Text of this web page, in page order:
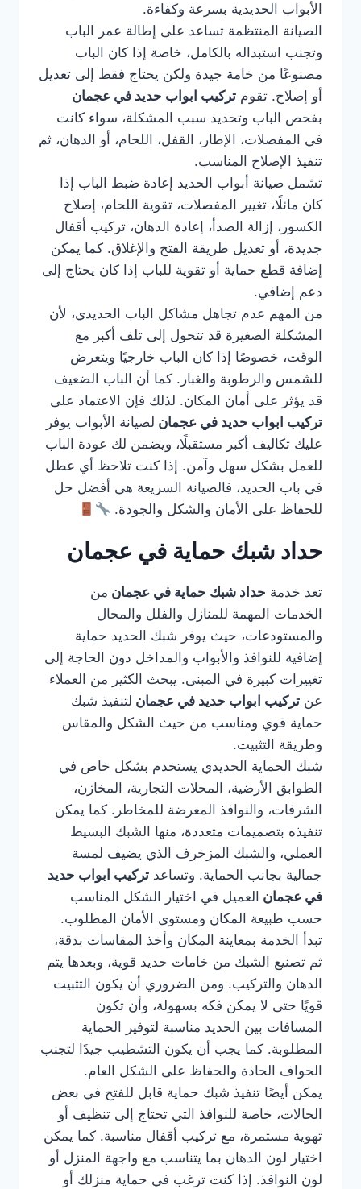
الأبواب الحديدية بسرعة وكفاءة.
الصيانة المنتظمة تساعد على إطالة عمر الباب
وتجنب استبداله بالكامل، خاصة إذا كان الباب
مصنوعًا من خامة جيدة ولكن يحتاج فقط إلى تعديل
أو إصلاح. تقوم تركيب ابواب حديد في عجمان
بفحص الباب وتحديد سبب المشكلة، سواء كانت
في المفصلات، الإطار، القفل، اللحام، أو الدهان، ثم
تنفيذ الإصلاح المناسب.
تشمل صيانة أبواب الحديد إعادة ضبط الباب إذا
كان مائلًا، تغيير المفصلات، تقوية اللحام، إصلاح
الكسور، إزالة الصدأ، إعادة الدهان، تركيب أقفال
جديدة، أو تعديل طريقة الفتح والإغلاق. كما يمكن
إضافة قطع حماية أو تقوية للباب إذا كان يحتاج إلى
دعم إضافي.
من المهم عدم تجاهل مشاكل الباب الحديدي، لأن
المشكلة الصغيرة قد تتحول إلى تلف أكبر مع
الوقت، خصوصًا إذا كان الباب خارجيًا ويتعرض
للشمس والرطوبة والغبار. كما أن الباب الضعيف
قد يؤثر على أمان المكان. لذلك فإن الاعتماد على
تركيب ابواب حديد في عجمان لصيانة الأبواب يوفر
عليك تكاليف أكبر مستقبلًا، ويضمن لك عودة الباب
للعمل بشكل سهل وآمن. إذا كنت تلاحظ أي عطل
في باب الحديد، فالصيانة السريعة هي أفضل حل
للحفاظ على الأمان والشكل والجودة.
حداد شبك حماية في عجمان
تعد خدمة حداد شبك حماية في عجمان من
الخدمات المهمة للمنازل والفلل والمحال
والمستودعات، حيث يوفر شبك الحديد حماية
إضافية للنوافذ والأبواب والمداخل دون الحاجة إلى
تغييرات كبيرة في المبنى. يبحث الكثير من العملاء
عن تركيب ابواب حديد في عجمان لتنفيذ شبك
حماية قوي ومناسب من حيث الشكل والمقاس
وطريقة التثبيت.
شبك الحماية الحديدي يستخدم بشكل خاص في
الطوابق الأرضية، المحلات التجارية، المخازن،
الشرفات، والنوافذ المعرضة للمخاطر. كما يمكن
تنفيذه بتصميمات متعددة، منها الشبك البسيط
العملي، والشبك المزخرف الذي يضيف لمسة
جمالية بجانب الحماية. وتساعد تركيب ابواب حديد
في عجمان العميل في اختيار الشكل المناسب
حسب طبيعة المكان ومستوى الأمان المطلوب.
تبدأ الخدمة بمعاينة المكان وأخذ المقاسات بدقة،
ثم تصنيع الشبك من خامات حديد قوية، وبعدها يتم
الدهان والتركيب. ومن الضروري أن يكون التثبيت
قويًا حتى لا يمكن فكه بسهولة، وأن تكون
المسافات بين الحديد مناسبة لتوفير الحماية
المطلوبة. كما يجب أن يكون التشطيب جيدًا لتجنب
الحواف الحادة والحفاظ على الشكل العام.
يمكن أيضًا تنفيذ شبك حماية قابل للفتح في بعض
الحالات، خاصة للنوافذ التي تحتاج إلى تنظيف أو
تهوية مستمرة، مع تركيب أقفال مناسبة. كما يمكن
اختيار لون الدهان بما يتناسب مع واجهة المنزل أو
لون النوافذ. إذا كنت ترغب في حماية منزلك أو